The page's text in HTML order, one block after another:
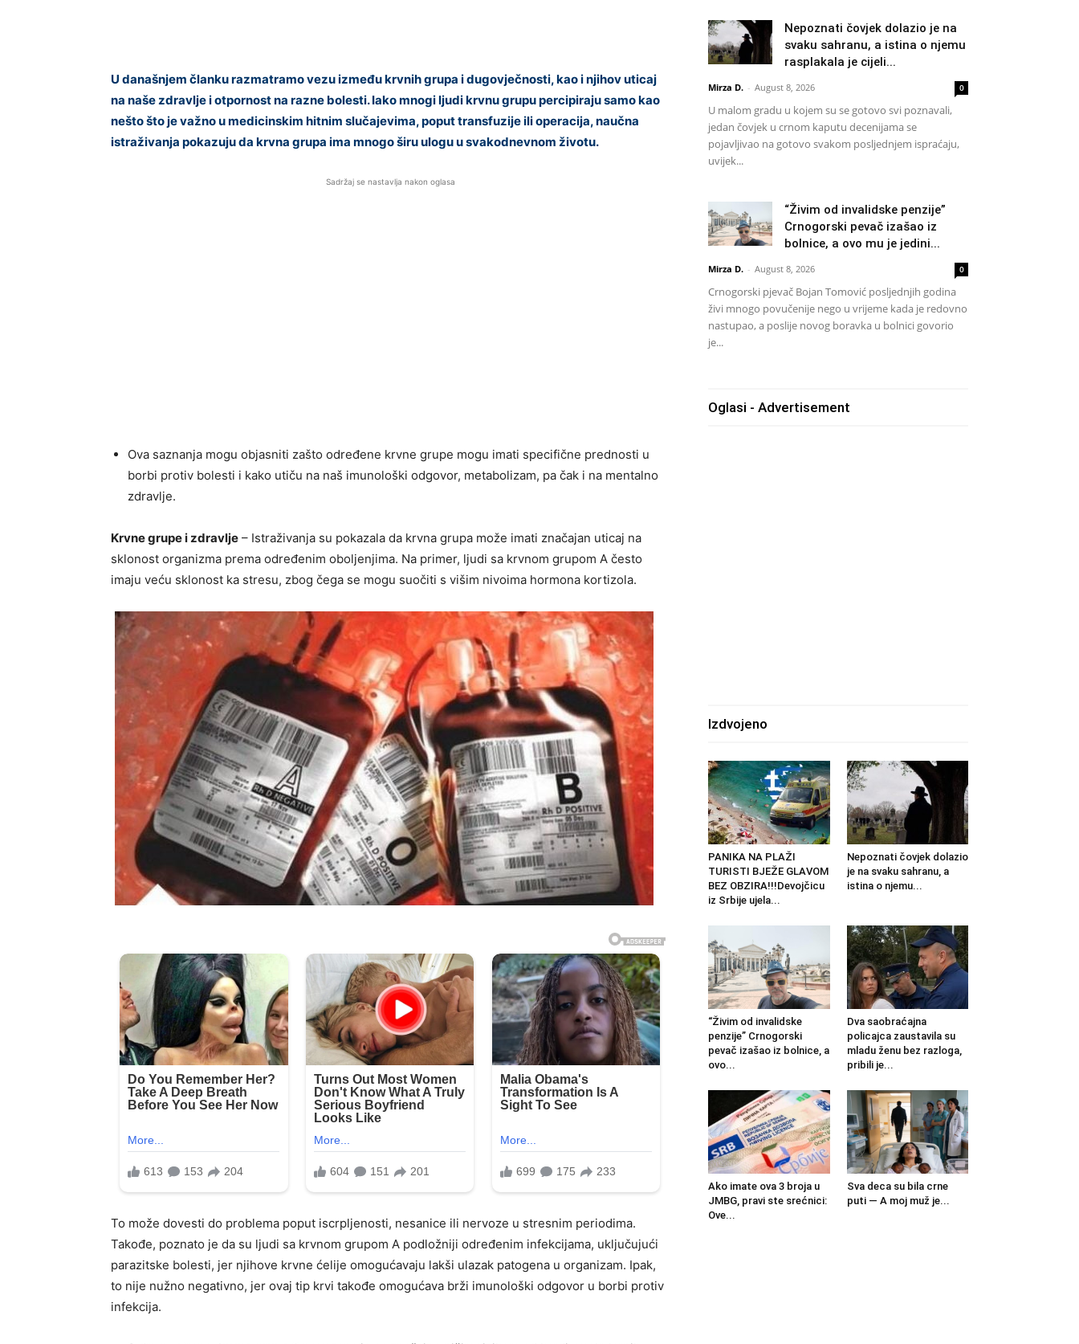
U današnjem članku razmatramo vezu između krvnih grupa i dugovječnosti, kao i njihov uticaj
na naše zdravlje i otpornost na razne bolesti. Iako mnogi ljudi krvnu grupu percipiraju samo kao
nešto što je važno u medicinskim hitnim slučajevima, poput transfuzije ili operacija, naučna
istraživanja pokazuju da krvna grupa ima mnogo širu ulogu u svakodnevnom životu.
Sadržaj se nastavlja nakon oglasa
Ova saznanja mogu objasniti zašto određene krvne grupe mogu imati specifične prednosti u
borbi protiv bolesti i kako utiču na naš imunološki odgovor, metabolizam, pa čak i na mentalno
zdravlje.
Krvne grupe i zdravlje – Istraživanja su pokazala da krvna grupa može imati značajan uticaj na
sklonost organizma prema određenim oboljenjima. Na primer, ljudi sa krvnom grupom A često
imaju veću sklonost ka stresu, zbog čega se mogu suočiti s višim nivoima hormona kortizola.
To može dovesti do problema poput iscrpljenosti, nesanice ili nervoze u stresnim periodima.
Takođe, poznato je da su ljudi sa krvnom grupom A podložniji određenim infekcijama, uključujući
parazitske bolesti, jer njihove krvne ćelije omogućavaju lakši ulazak patogena u organizam. Ipak,
to nije nužno negativno, jer ovaj tip krvi takođe omogućava brži imunološki odgovor u borbi protiv
infekcija.
Nepoznati čovjek dolazio je na
svaku sahranu, a istina o njemu
rasplakala je cijeli...
Mirza D. - August 8, 2026 0
U malom gradu u kojem su se gotovo svi poznavali,
jedan čovjek u crnom kaputu decenijama se
pojavljivao na gotovo svakom posljednjem ispraćaju,
uvijek...
“Živim od invalidske penzije”
Crnogorski pevač izašao iz
bolnice, a ovo mu je jedini...
Mirza D. - August 8, 2026 0
Crnogorski pjevač Bojan Tomović posljednjih godina
živi mnogo povučenije nego u vrijeme kada je redovno
nastupao, a poslije novog boravka u bolnici govorio
je...
Oglasi - Advertisement
Izdvojeno
PANIKA NA PLAŽI
TURISTI BJEŽE GLAVOM
BEZ OBZIRA!!!Devojčicu
iz Srbije ujela...
Nepoznati čovjek dolazio
je na svaku sahranu, a
istina o njemu...
“Živim od invalidske
penzije” Crnogorski
pevač izašao iz bolnice, a
ovo...
Dva saobraćajna
policajca zaustavila su
mladu ženu bez razloga,
pribili je...
Ako imate ova 3 broja u
JMBG, pravi ste srećnici:
Ove...
Sva deca su bila crne
puti — A moj muž je...